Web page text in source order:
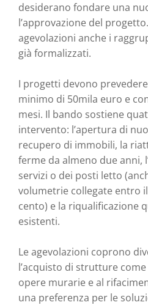
desiderano fondare una
l’approvazione del
agevolazioni anche i
già formalizzati.
I progetti devono
minimo di 50mila euro e
mesi. Il bando sostiene
intervento: l’apertura di
recupero di immobili, la
ferme da almeno due anni,
servizi o dei posti letto
volumetrie collegate entro
cento) e la riqualificazione
esistenti.
Le agevolazioni coprono
l’acquisto di strutture
opere murarie e al
una preferenza per le